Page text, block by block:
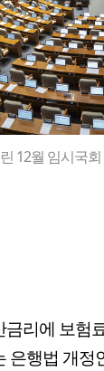
12월 임시국
리에 보험
은행법 개정